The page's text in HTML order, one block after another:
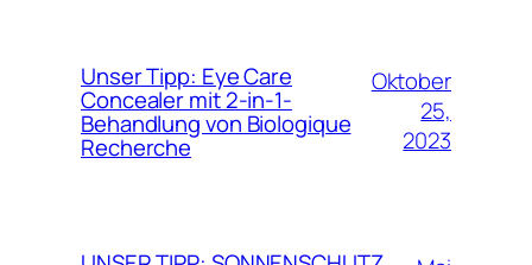
Unser Tipp: Eye Care
Concealer mit 2-in-1-
Behandlung von Biologique
Recherche
Oktober
25,
2023